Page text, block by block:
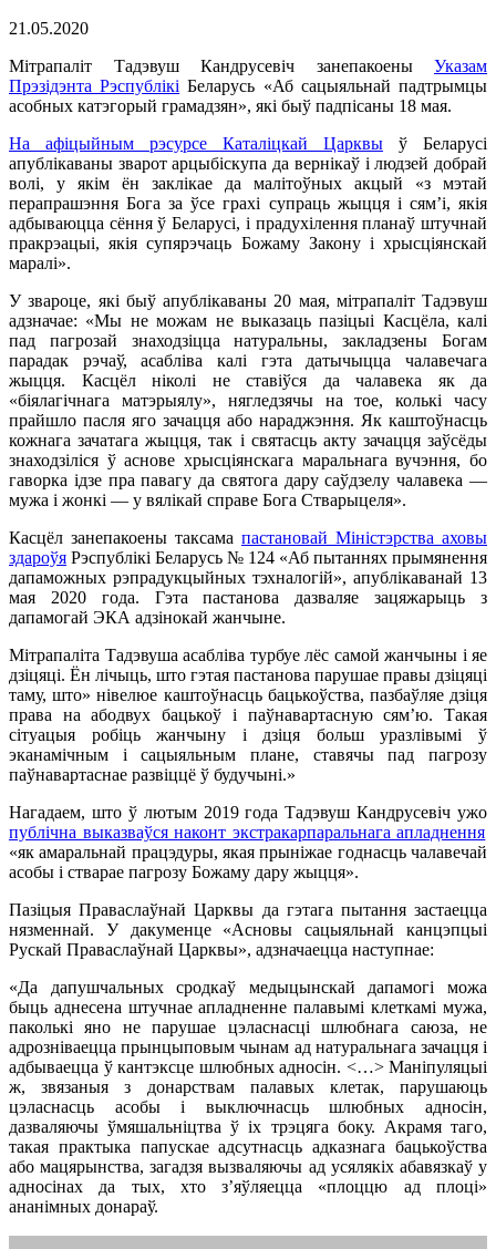
21.05.2020
Мітрапаліт Тадэвуш Кандрусевіч занепакоены Указам
Прэзідэнта Рэспублікі Беларусь «Аб сацыяльнай падтрымцы
асобных катэгорый грамадзян», які быў падпісаны 18 мая.
На афіцыйным рэсурсе Каталіцкай Царквы ў Беларусі
апублікаваны зварот арцыбіскупа да вернікаў і людзей добрай
волі, у якім ён заклікае да малітоўных акцый «з мэтай
перапрашэння Бога за ўсе грахі супраць жыцця і сям’і, якія
адбываюцца сёння ў Беларусі, і прадухілення планаў штучнай
пракрэацыі, якія супярэчаць Божаму Закону і хрысціянскай
маралі».
У звароце, які быў апублікаваны 20 мая, мітрапаліт Тадэвуш
адзначае: «Мы не можам не выказаць пазіцыі Касцёла, калі
пад пагрозай знаходзіцца натуральны, закладзены Богам
парадак рэчаў, асабліва калі гэта датычыцца чалавечага
жыцця. Касцёл ніколі не ставіўся да чалавека як да
«біялагічнага матэрыялу», нягледзячы на тое, колькі часу
прайшло пасля яго зачацця або нараджэння. Як каштоўнасць
кожнага зачатага жыцця, так і святасць акту зачацця заўсёды
знаходзіліся ў аснове хрысціянскага маральнага вучэння, бо
гаворка ідзе пра павагу да святога дару саўдзелу чалавека —
мужа і жонкі — у вялікай справе Бога Стварыцеля».
Касцёл занепакоены таксама пастановай Міністэрства аховы
здароўя Рэспублікі Беларусь № 124 «Аб пытаннях прымянення
дапаможных рэпрадукцыйных тэхналогій», апублікаванай 13
мая 2020 года. Гэта пастанова дазваляе зацяжарыць з
дапамогай ЭКА адзінокай жанчыне.
Мітрапаліта Тадэвуша асабліва турбуе лёс самой жанчыны і яе
дзіцяці. Ён лічыць, што гэтая пастанова парушае правы дзіцяці
таму, што» нівелюе каштоўнасць бацькоўства, пазбаўляе дзіця
права на абодвух бацькоў і паўнавартасную сям’ю. Такая
сітуацыя робіць жанчыну і дзіця больш уразлівымі ў
эканамічным і сацыяльным плане, ставячы пад пагрозу
паўнавартаснае развіццё ў будучыні.»
Нагадаем, што ў лютым 2019 года Тадэвуш Кандрусевіч ужо
публічна выказваўся наконт экстракарпаральнага апладнення
«як амаральнай працэдуры, якая прыніжае годнасць чалавечай
асобы і стварае пагрозу Божаму дару жыцця».
Пазіцыя Праваслаўнай Царквы да гэтага пытання застаецца
нязменнай. У дакуменце «Асновы сацыяльнай канцэпцыі
Рускай Праваслаўнай Царквы», адзначаецца наступнае:
«Да дапушчальных сродкаў медыцынскай дапамогі можа
быць аднесена штучнае апладненне палавымі клеткамі мужа,
паколькі яно не парушае цэласнасці шлюбнага саюза, не
адрозніваецца прынцыповым чынам ад натуральнага зачацця і
адбываецца ў кантэксце шлюбных адносін. <…> Маніпуляцыі
ж, звязаныя з донарствам палавых клетак, парушаюць
цэласнасць асобы і выключнасць шлюбных адносін,
дазваляючы ўмяшальніцтва ў іх трэцяга боку. Акрамя таго,
такая практыка папускае адсутнасць адказнага бацькоўства
або мацярынства, загадзя вызваляючы ад усялякіх абавязкаў у
адносінах да тых, хто з’яўляецца «плоццю ад плоці»
ананімных донараў.